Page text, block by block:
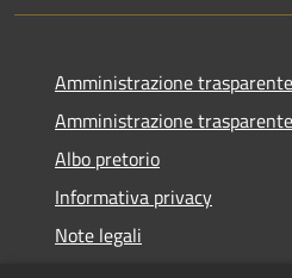
Amministrazione
Amministrazione
Albo pretorio
Informativa privacy
Note legali